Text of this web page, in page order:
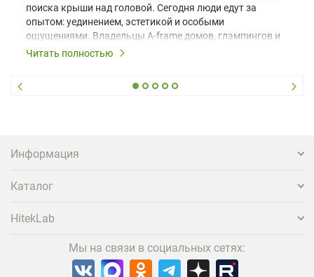
поиска крыши над головой. Сегодня люди едут за
опытом: уединением, эстетикой и особыми
ощущениями. Владельцы A-frame домов, глэмпингов и
шале понимают, что конкуренция растет, и
вернуться и поделиться впечатлениями в соцсетях,
проектора.
Читать полностью
Информация
Каталог
HitekLab
Мы на связи в социальных сетях: